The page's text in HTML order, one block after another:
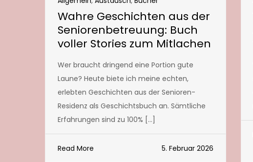
Wahre Geschichten aus der
Seniorenbetreuung: Buch
voller Stories zum Mitlachen
Wer braucht dringend eine Portion gute
Laune? Heute biete ich meine echten,
erlebten Geschichten aus der Senioren-
Residenz als Geschichtsbuch an. Sämtliche
Erfahrungen sind zu 100% […]
Read More 5. Februar 2026